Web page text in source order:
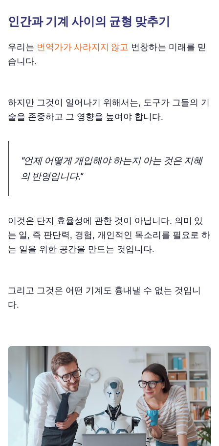
인간과 기계 사이의 균형 맞추기
우리는 번역가가 사라지지 않고 번창하는 미래를 믿
습니다.
하지만 그것이 일어나기 위해서는, 도구가 그들의 기
술을 존중하고 그 영향을 높여야 합니다.
"언제 어떻게 개입해야 하는지 아는 것은 지혜
의 반영입니다."
이것은 단지 효율성에 관한 것이 아닙니다. 의미 있
는 일, 즉 판단력, 경험, 개인적인 목소리를 필요로 하
는 일을 위한 공간을 만드는 것입니다.
그리고 그것은 어떤 기계도 흉내낼 수 없는 것입니
다.